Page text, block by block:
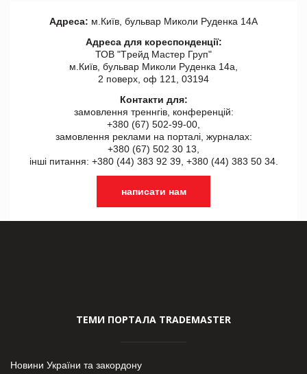
Адреса: м.Київ, бульвар Миколи Руденка 14А
Адреса для кореспонденції:
ТОВ "Tрейд Мастер Груп"
м.Київ, бульвар Миколи Руденка 14а,
2 поверх, оф 121, 03194
Контакти для:
замовлення треннгів, конференцій:
+380 (67) 502-99-00,
замовлення реклами на порталі, журналах:
+380 (67) 502 30 13,
інші питання: +380 (44) 383 92 39, +380 (44) 383 50 34.
написати нам
ТЕМИ ПОРТАЛА TRADEMASTER
Новини України та закордону